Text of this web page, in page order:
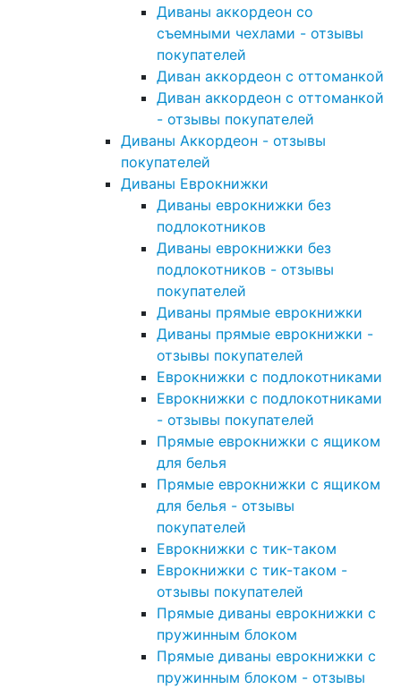
Диваны аккордеон со
съемными чехлами - отзывы
покупателей
Диван аккордеон с оттоманкой
Диван аккордеон с оттоманкой
- отзывы покупателей
Диваны Аккордеон - отзывы
покупателей
Диваны Еврокнижки
Диваны еврокнижки без
подлокотников
Диваны еврокнижки без
подлокотников - отзывы
покупателей
Диваны прямые еврокнижки
Диваны прямые еврокнижки -
отзывы покупателей
Еврокнижки с подлокотниками
Еврокнижки с подлокотниками
- отзывы покупателей
Прямые еврокнижки с ящиком
для белья
Прямые еврокнижки с ящиком
для белья - отзывы
покупателей
Еврокнижки с тик-таком
Еврокнижки с тик-таком -
отзывы покупателей
Прямые диваны еврокнижки с
пружинным блоком
Прямые диваны еврокнижки с
пружинным блоком - отзывы